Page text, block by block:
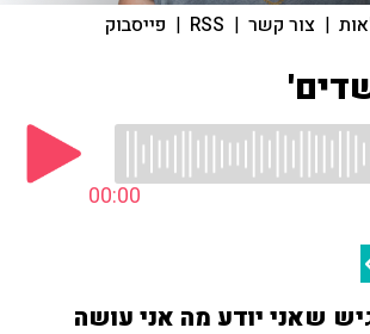
| צור קשר |
RSS
| פייסבוק
00:00
שאני יודע מה אני עושה